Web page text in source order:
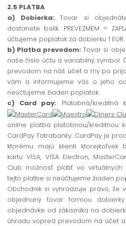
2.5 PLATBA
a) Dobierka: Tovar si
dostanete balík. PREVEZMEM =
účtujeme poplatok za dobierku 1 EUR.
b) Platba prevodom:Tovar si
naše číslo účtu a variabilný symbol.
prevodom na náš účet a my po
vám a informujeme vás o jeho
neúčtujeme žiaden poplatok.
c) Card pay: Platobná/kreditná
online platba platobnou/kreditnou
CardPay Tatrabanky. CardPay je
ktorému majú klienti ktorejkoľvek
kartu VISA, VISA Electron,
Club možnosť platiť vo virtuálnych
tejto platbe si neúčtujeme žiaden
Obchodník si vyhradzuje právo, že
objednaný tovar formou
objednávke od zákazníka na
úhradu vopred prevodom na účet